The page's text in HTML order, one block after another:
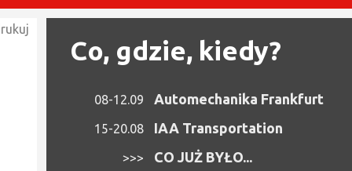
Co, gdzie, kiedy?
08-12.09 Automechanika Frankfurt
15-20.08 IAA Transportation
>>> CO JUŻ BYŁO...